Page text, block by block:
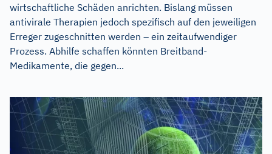
wirtschaftliche Schäden anrichten. Bislang müssen
antivirale Therapien jedoch spezifisch auf den jeweiligen
Erreger zugeschnitten werden – ein zeitaufwendiger
Prozess. Abhilfe schaffen könnten Breitband-
Medikamente, die gegen...